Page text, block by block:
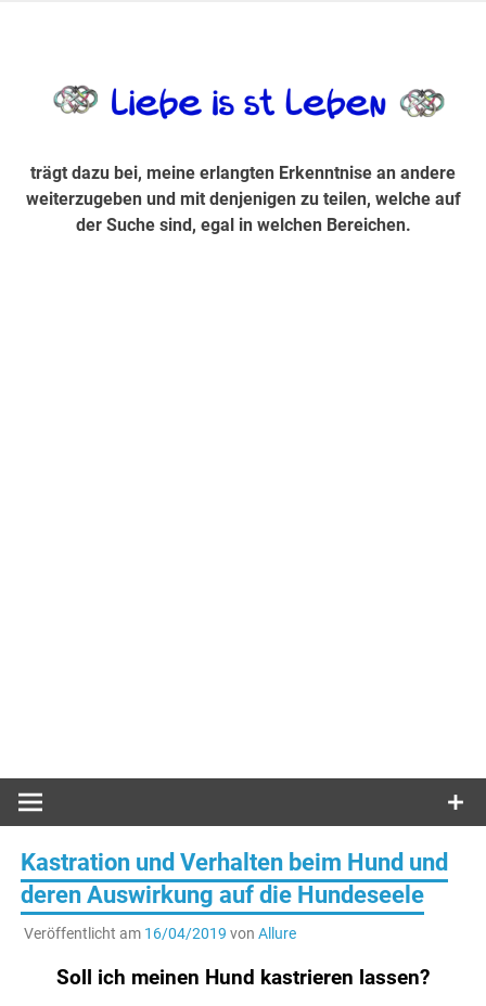
Suche sind, egal in welchen Bereichen.
trägt dazu bei, meine erlangten Erkenntnise an andere
weiterzugeben und mit denjenigen zu teilen, welche auf
der Suche sind, egal in welchen Bereichen.
Kastration und Verhalten beim Hund und
deren Auswirkung auf die Hundeseele
Veröffentlicht am 16/04/2019 von Allure
Soll ich meinen Hund kastrieren lassen?